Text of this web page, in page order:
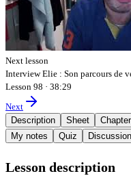
Next lesson
Interview Elie : Son parcours de
Lesson 98 · 38:29
Next
Description
Sheet
My notes
Quiz Discussion
Lesson description